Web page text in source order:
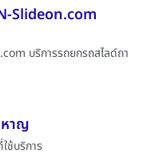
Slideon.com
บริการรถยกรถสไลด์ถา
หาญ
ช้บริการ